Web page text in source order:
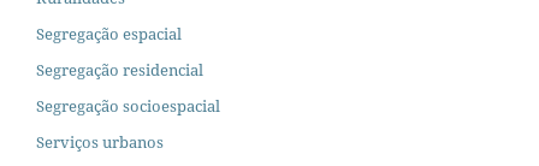
Segregação espacial
Segregação residencial
Segregação socioespacial
Serviços urbanos